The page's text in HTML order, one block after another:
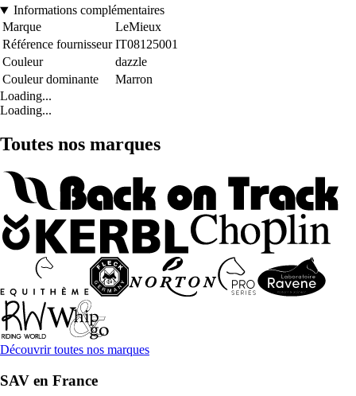
Informations complémentaires
Marque
LeMieux
Référence fournisseur IT08125001
Couleur
dazzle
Couleur dominante
Marron
Loading...
Loading...
Toutes nos marques
Découvrir toutes nos marques
SAV en France